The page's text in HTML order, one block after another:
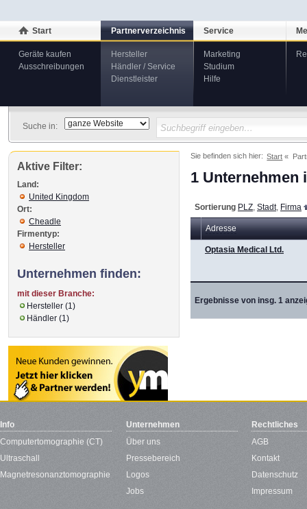
Start
Geräte kaufen
Ausschreibungen
Partnerverzeichnis
Hersteller
Händler / Service
Dienstleister
Service
Marketing
Studium
Hilfe
Suche in:
Sie befinden sich hier: Start
1 Unternehmen
Sortierung PLZ Stadt, Firma
Adresse
Ergebnisse von insg. 1
Optasia Medical Ltd.
Aktive Filter:
Land:
United Kingdom
Ort:
Cheadle
Firmentyp:
Hersteller
Unternehmen finden:
mit dieser Branche:
Hersteller (1)
Händler (1)
Info
Computertomographie (CT)
Ultraschall
Magnetresonanztomographie
Unternehmen
Über uns
Pressebereich
Logos
Jobs
Rechtliches
AGB
Kontakt
Datenschutz
Impressum